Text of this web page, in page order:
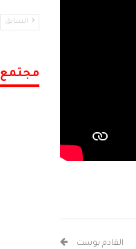
القادم بوست
السابق
مجتمع